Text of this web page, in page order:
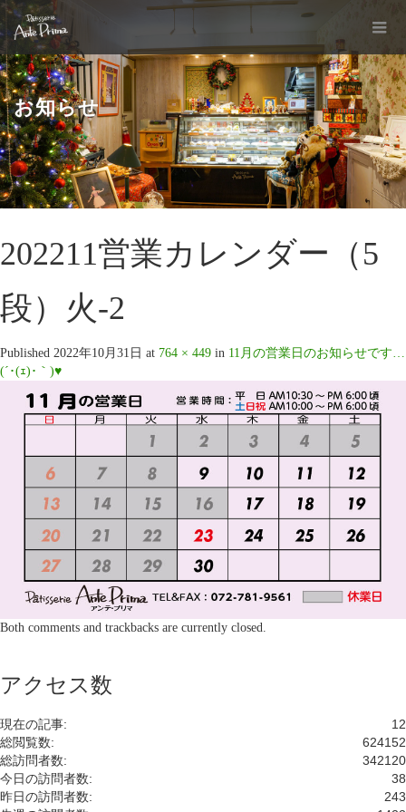
お知らせ
202211営業カレンダー（5
段）火-2
Published 2022年10月31日 at 764 × 449 in 11月の営業日のお知らせです…
(´･(ｪ)･｀)♥️
Both comments and trackbacks are currently closed.
アクセス数
12
現在の記事:
624152
総閲覧数:
342120
総訪問者数:
38
今日の訪問者数:
243
昨日の訪問者数: